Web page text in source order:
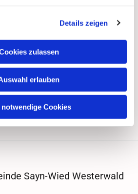
Details zeigen
zulassen
erlauben
notwendige Cookies
Sayn-Wied Westerwald